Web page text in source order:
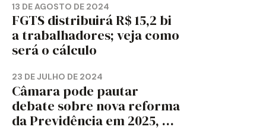
13 DE AGOSTO DE 2024
FGTS distribuirá R$ 15,2 bi
a trabalhadores; veja como
será o cálculo
23 DE JULHO DE 2024
Câmara pode pautar
debate sobre nova reforma
da Previdência em 2025, diz